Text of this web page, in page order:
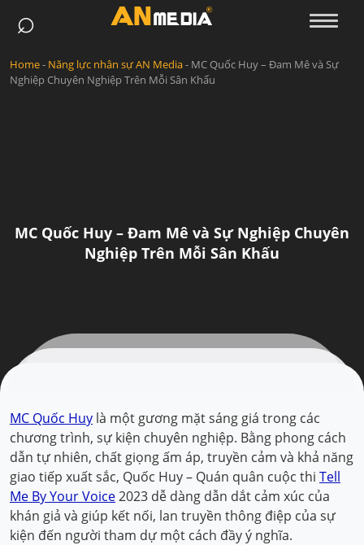
⌕
Home- Năng lực nhân sự AN Media- MC Quốc Huy – Đam Mê và Sự
Nghiệp Chuyên Nghiệp Trên Mỗi Sân Khấu
MC Quốc Huy – Đam Mê và Sự Nghiệp Chuyên
Nghiệp Trên Mỗi Sân Khấu
MC Quốc Huy là một gương mặt sáng giá trong các
chương trình, sự kiện chuyên nghiệp. Bằng phong cách
dẫn tự nhiên, chất giọng ấm áp, truyền cảm và khả năng
giao tiếp xuất sắc, Quốc Huy – Quán quân cuộc thi Tell
Me By Your Voice2023 dễ dàng dẫn dắt cảm xúc của
khán giả và giúp kết nối, lan truyền thông điệp của sự
kiện đến người tham dự một cách đầy ý nghĩa.